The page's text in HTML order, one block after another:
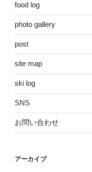
food log
photo gallery
post
site map
ski log
SNS
お問い合わせ
アーカイブ